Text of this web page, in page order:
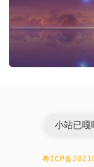
小站已嘎
粤ICP备